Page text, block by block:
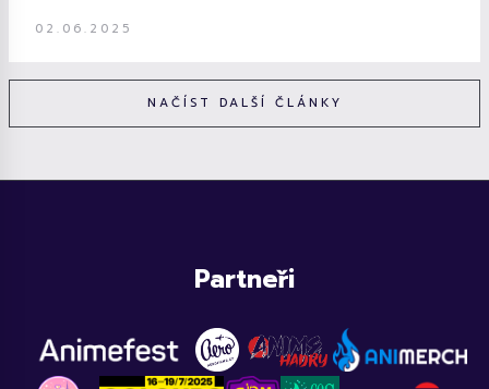
02.06.2025
NAČÍST DALŠÍ ČLÁNKY
Partneři